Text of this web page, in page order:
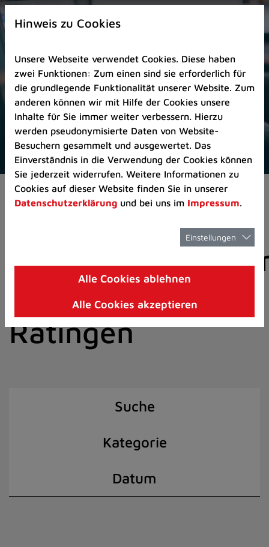
Zur
Startseite
Zum
Seitenanfang
springen
(Schnelltaste
A)
Zur
Navigation/Menü
springen
(Schnelltaste
M)
Zur
8)
I)
Pressemeldungen
der Stadt
Ratingen
Suche
Kategorie
Datum
Hinweis zu Cookies
Unsere Webseite verwendet Cookies. Diese haben
zwei Funktionen: Zum einen sind sie erforderlich für
die grundlegende Funktionalität unserer Website. Zum
anderen können wir mit Hilfe der Cookies unsere
Inhalte für Sie immer weiter verbessern. Hierzu
werden pseudonymisierte Daten von Website-
Besuchern gesammelt und ausgewertet. Das
Einverständnis in die Verwendung der Cookies können
Sie jederzeit widerrufen. Weitere Informationen zu
Cookies auf dieser Website finden Sie in unserer
Datenschutzerklärung und bei uns im Impressum.
Einstellungen
Alle Cookies ablehnen
Alle Cookies akzeptieren